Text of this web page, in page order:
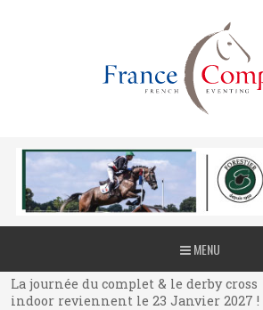
MENU
La journée du complet & le derby cross
indoor reviennent le 23 Janvier 2027 !
La journée du complet & le derby cross
indoor reviennent le 23 Janvier 2027 !